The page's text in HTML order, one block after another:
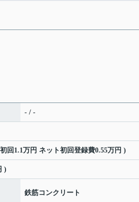
- / -
回1.1万円 ネット初回登録費0.55万円 )
)
鉄筋コンクリート